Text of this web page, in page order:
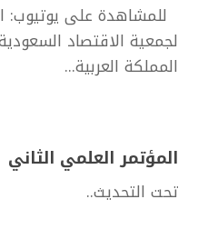
للمشاهدة على يوتيوب:
لجمعية الاقتصاد
المملكة العربية...
المؤتمر العلمي الثاني
تحت التحديث..